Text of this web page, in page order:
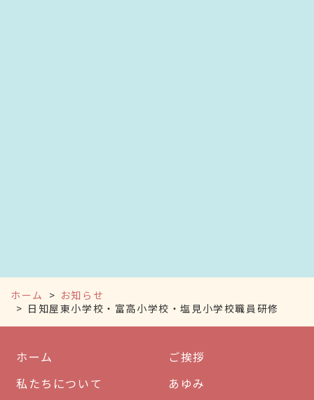
ホーム
お知らせ
日知屋東小学校・富高小学校・塩見小学校職員研修
ホーム
ご挨拶
私たちについて
あゆみ